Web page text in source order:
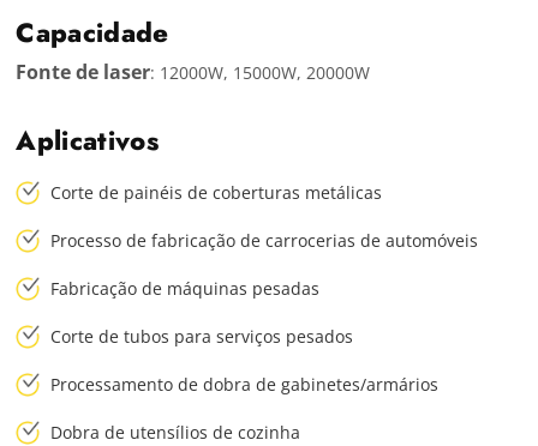
Capacidade
Fonte de laser: 12000W, 15000W, 20000W
Aplicativos
Corte de painéis de coberturas metálicas
Processo de fabricação de carrocerias de automóveis
Fabricação de máquinas pesadas
Corte de tubos para serviços pesados
Processamento de dobra de gabinetes/armários
Dobra de utensílios de cozinha